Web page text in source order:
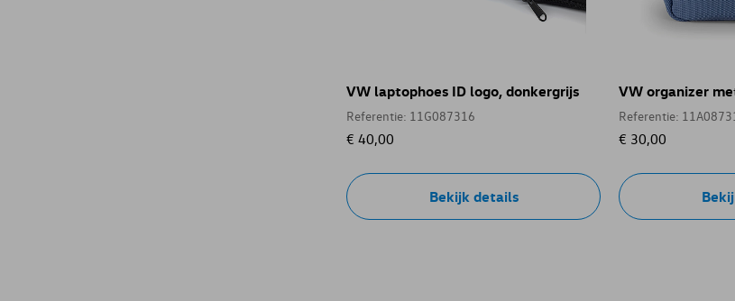
VW laptophoes ID logo, donkergrijs
Referentie: 11G087316
€ 40,00
Bekijk details
VW organizer
Referentie:
€ 30,00